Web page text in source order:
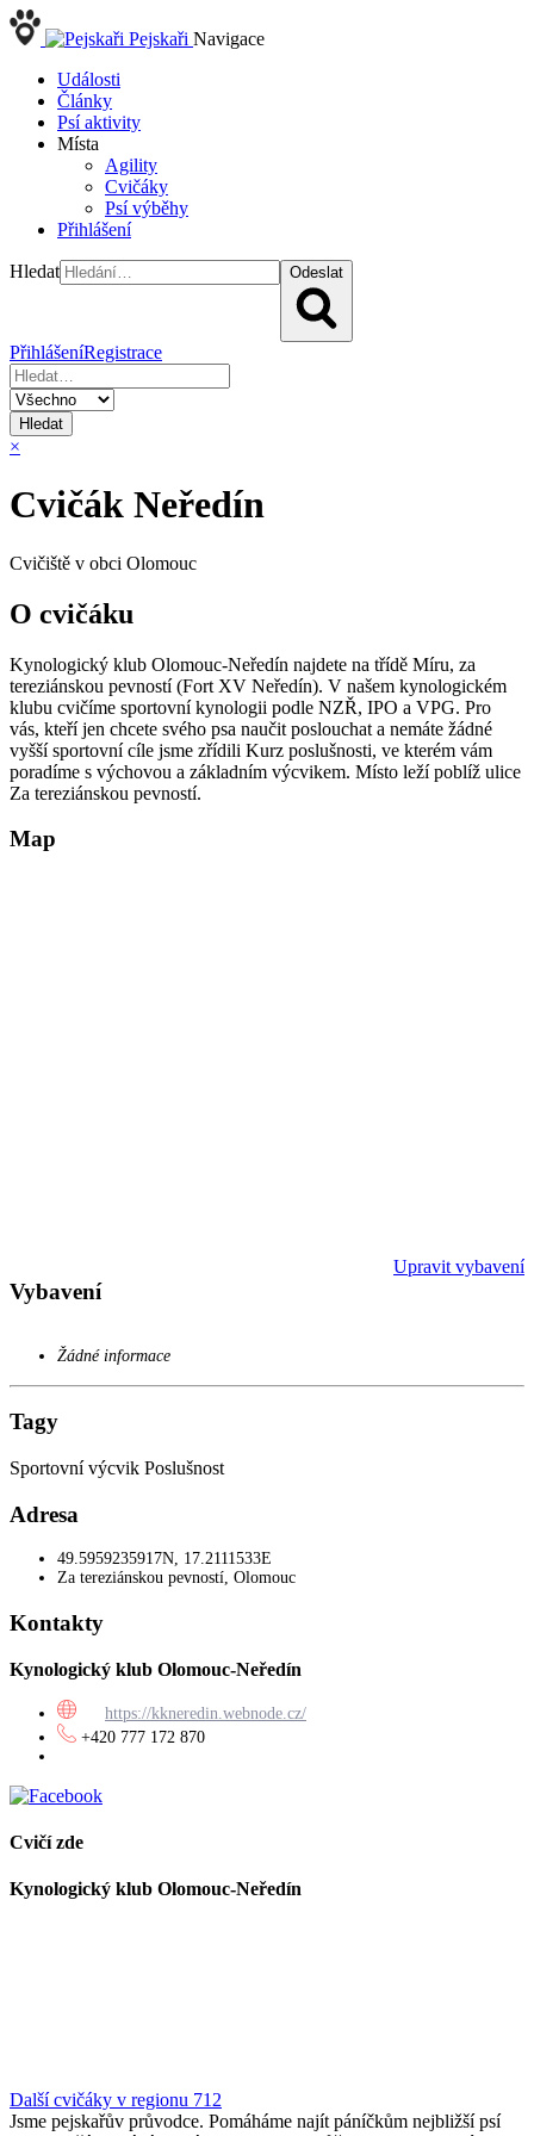
Pejskaři Navigace
Události
Články
Psí aktivity
Místa
Agility
Cvičáky
Psí výběhy
Přihlášení
Hledat Odeslat
PřihlášeníRegistrace
Hledat
×
Cvičák Neředín
Cvičiště v obci Olomouc
O cvičáku
Kynologický klub Olomouc-Neředín najdete na třídě Míru, za
tereziánskou pevností (Fort XV Neředín). V našem kynologickém
klubu cvičíme sportovní kynologii podle NZŘ, IPO a VPG. Pro
vás, kteří jen chcete svého psa naučit poslouchat a nemáte žádné
vyšší sportovní cíle jsme zřídili Kurz poslušnosti, ve kterém vám
poradíme s výchovou a základním výcvikem. Místo leží poblíž ulice
Za tereziánskou pevností.
Map
Vybavení
Upravit vybavení
Žádné informace
Tagy
Sportovní výcvik Poslušnost
Adresa
49.5959235917N, 17.2111533E
Za tereziánskou pevností, Olomouc
Kontakty
Kynologický klub Olomouc-Neředín
https://kkneredin.webnode.cz/
+420 777 172 870
Cvičí zde
Kynologický klub Olomouc-Neředín
Další cvičáky v regionu 712
Jsme pejskařův průvodce. Pomáháme najít páníčkům nejbližší psí